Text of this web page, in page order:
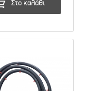
Στο καλάθι